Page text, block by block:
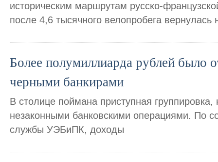
историческим маршрутам русско-
после 4,6 тысячного велопробега вернулась
Более полумиллиарда рублей было
черными банкирами
В столице поймана приступная группировка,
незаконными банковскими операциями. По
службы УЭБиПК, доходы